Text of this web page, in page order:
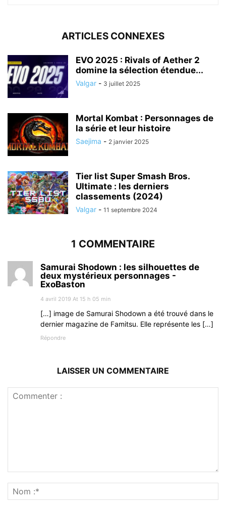
ARTICLES CONNEXES
EVO 2025 : Rivals of Aether 2
domine la sélection étendue...
Valgar - 3 juillet 2025
Mortal Kombat : Personnages de
la série et leur histoire
Saejima - 2 janvier 2025
Tier list Super Smash Bros.
Ultimate : les derniers
classements (2024)
Valgar - 11 septembre 2024
1 COMMENTAIRE
Samurai Shodown : les silhouettes de
deux mystérieux personnages -
ExoBaston
4 avril 2019 At 15 h 05 min
[…] image de Samurai Shodown a été trouvé dans le
dernier magazine de Famitsu. Elle représente les […]
Répondre
LAISSER UN COMMENTAIRE